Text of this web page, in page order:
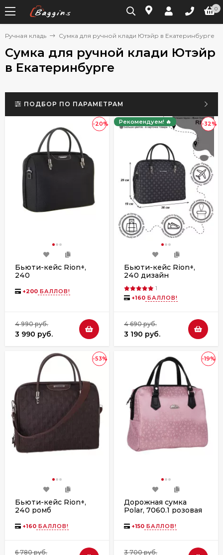
0
Ручная кладь Сумка для ручной клади Ютэйр в Екатеринбурге
Сумка для ручной клади Ютэйр
в Екатеринбурге
ПОДБОР ПО ПАРАМЕТРАМ
-20%
Бьюти-кейс Rion+,
240
+200 БАЛЛОВ!
4 990 руб.
3 990 руб.
-32%
Рекомендуем! 🔥
Бьюти-кейс Rion+,
240 дизайн
1
+160 БАЛЛОВ!
4 690 руб.
3 190 руб.
-53%
Бьюти-кейс Rion+,
240 ромб
+160 БАЛЛОВ!
6 780 руб.
-19%
Дорожная сумка
Polar, 7060.1 розовая
+150 БАЛЛОВ!
3 700 руб.